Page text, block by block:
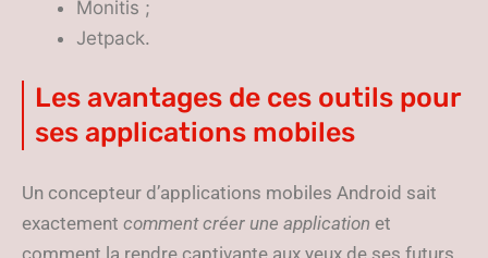
Monitis ;
Jetpack.
Les avantages de ces outils pour
ses applications mobiles
Un concepteur d’applications mobiles Android sait
exactement comment créer une application et
comment la rendre captivante aux yeux de ses futurs